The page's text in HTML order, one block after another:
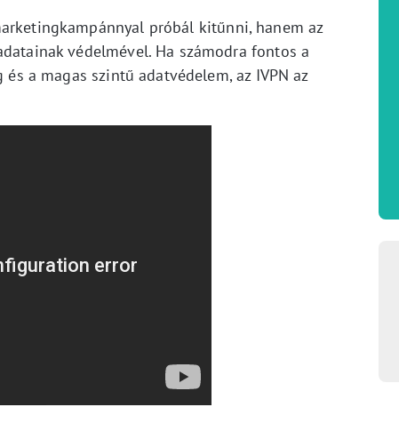
próbál kitűnni, hanem az
védelmével. Ha számodra fontos a
a magas szintű adatvédelem, az IVPN az